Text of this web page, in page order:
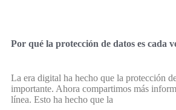
Por qué la protección de datos es cada
La era digital ha hecho que la protección
importante. Ahora compartimos más
línea. Esto ha hecho que la